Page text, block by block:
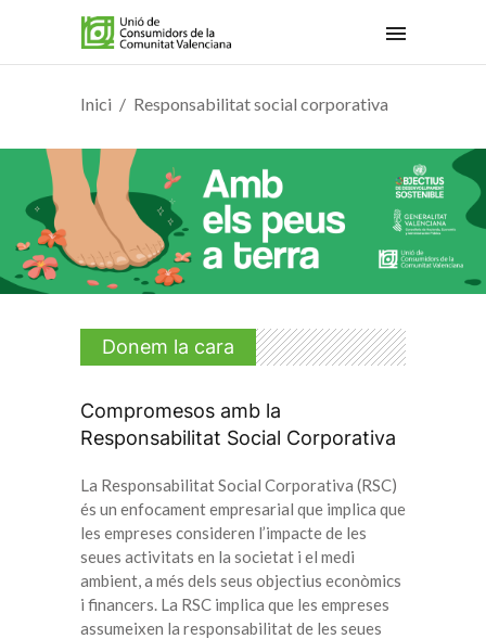
Inici Responsabilitat social corporativa
Donem la cara
Compromesos amb la
Responsabilitat Social Corporativa
La Responsabilitat Social Corporativa (RSC)
és un enfocament empresarial que implica que
les empreses consideren l’impacte de les
seues activitats en la societat i el medi
ambient, a més dels seus objectius econòmics
i financers. La RSC implica que les empreses
assumeixen la responsabilitat de les seues